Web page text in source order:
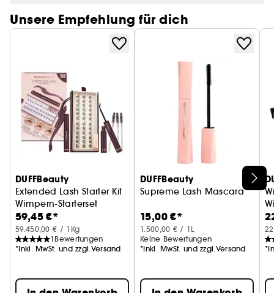
Unsere Empfehlung für dich
DUFFBeauty
Extended Lash Starter Kit
Wimpern-Starterset
59,45 €*
59.450,00 € / 1Kg
1 Bewertungen
*Inkl. MwSt. und zzgl.Versand
DUFFBeauty
Supreme Lash Mascara
15,00 €*
1.500,00 € / 1L
Keine Bewertungen
*Inkl. MwSt. und zzgl.Versand